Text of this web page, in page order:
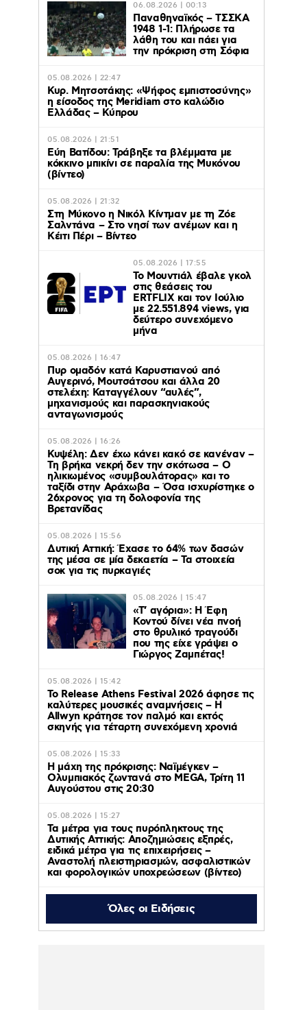
06.08.2026 | 00:13
Παναθηναϊκός – ΤΣΣΚΑ
1948 1-1: Πλήρωσε τα
λάθη του και πάει για
την πρόκριση στη Σόφια
05.08.2026 | 22:47
Κυρ. Μητσοτάκης: «Ψήφος εμπιστοσύνης»
η είσοδος της Meridiam στο καλώδιο
Ελλάδας – Κύπρου
05.08.2026 | 21:51
Εύη Βατίδου: Τράβηξε τα βλέμματα με
κόκκινο μπικίνι σε παραλία της Μυκόνου
(βίντεο)
05.08.2026 | 21:32
Στη Μύκονο η Νικόλ Κίντμαν με τη Ζόε
Σαλντάνα – Στο νησί των ανέμων και η
Κέιτι Πέρι – Βίντεο
05.08.2026 | 17:55
Το Μουντιάλ έβαλε γκολ
στις θεάσεις του
ERTFLIX και τον Ιούλιο
με 22.551.894 views, για
δεύτερο συνεχόμενο
μήνα
05.08.2026 | 16:47
Πυρ ομαδόν κατά Καρυστιανού από
Αυγερινό, Μουτσάτσου και άλλα 20
στελέχη: Καταγγέλουν “αυλές”,
μηχανισμούς και παρασκηνιακούς
ανταγωνισμούς
05.08.2026 | 16:26
Κυψέλη: Δεν έχω κάνει κακό σε κανέναν –
Τη βρήκα νεκρή δεν την σκότωσα – Ο
ηλικιωμένος «συμβουλάτορας» και το
ταξίδι στην Αράχωβα – Όσα ισχυρίστηκε ο
26χρονος για τη δολοφονία της
Βρετανίδας
05.08.2026 | 15:56
Δυτική Αττική: Έχασε το 64% των δασών
της μέσα σε μία δεκαετία – Τα στοιχεία
σοκ για τις πυρκαγιές
05.08.2026 | 15:47
«Τ’ αγόρια»: Η Έφη
Κοντού δίνει νέα πνοή
στο θρυλικό τραγούδι
που της είχε γράψει ο
Γιώργος Ζαμπέτας!
05.08.2026 | 15:42
Το Release Athens Festival 2026 άφησε τις
καλύτερες μουσικές αναμνήσεις – Η
Allwyn κράτησε τον παλμό και εκτός
σκηνής για τέταρτη συνεχόμενη χρονιά
05.08.2026 | 15:33
Η μάχη της πρόκρισης: Ναϊμέγκεν –
Ολυμπιακός ζωντανά στο MEGA, Τρίτη 11
Αυγούστου στις 20:30
05.08.2026 | 15:27
Τα μέτρα για τους πυρόπληκτους της
Δυτικής Αττικής: Αποζημιώσεις εξπρές,
ειδικά μέτρα για τις επιχειρήσεις –
Αναστολή πλειστηριασμών, ασφαλιστικών
και φορολογικών υποχρεώσεων (βίντεο)
Όλες οι Ειδήσεις